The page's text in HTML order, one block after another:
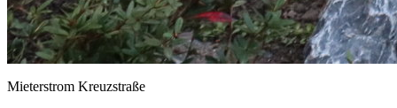
Mieterstrom Kreuzstraße